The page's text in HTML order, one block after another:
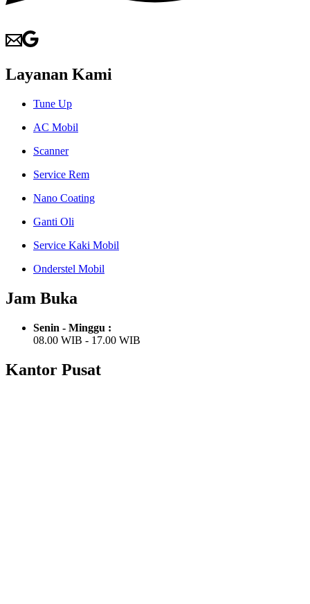
Layanan Kami
Tune Up
AC Mobil
Scanner
Service Rem
Nano Coating
Ganti Oli
Service Kaki Mobil
Onderstel Mobil
Jam Buka
Senin - Minggu :
08.00 WIB - 17.00 WIB
Kantor Pusat